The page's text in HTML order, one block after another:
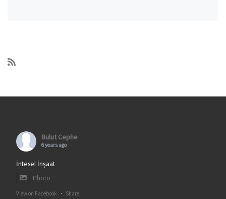
Bulut Cephe
6 years ago
İntesel İnşaat
Photo
View on Facebook · Share